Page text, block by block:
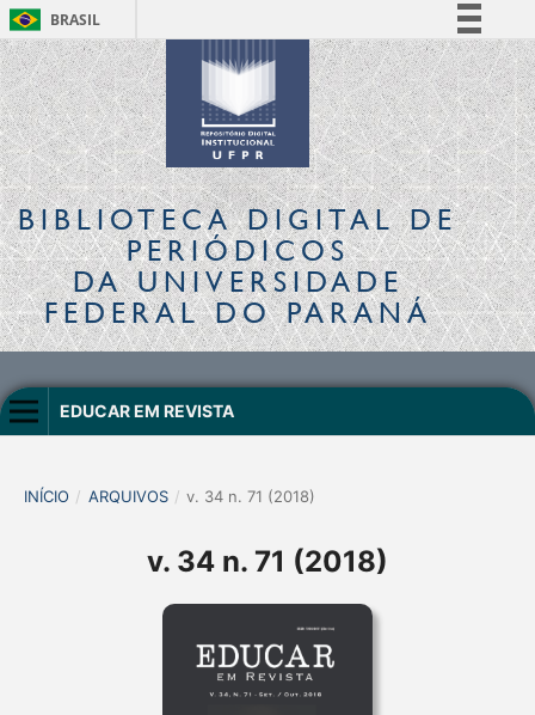
BRASIL
Simplifique!
Comunica BR
Participe
Acesso à informação
Legislação
Canais
BIBLIOTECA DIGITALDE
PERIÓDICOS
DA UNIVERSIDADE
FEDERAL DO PARANÁ
EDUCAR EM REVISTA
INÍCIO / ARQUIVOS / v. 34 n. 71 (2018)
v. 34 n. 71 (2018)